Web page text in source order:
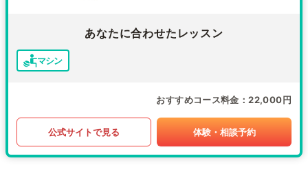
あなたに合わせたレッスン
マシン
おすすめコース料金 22,000円
公式サイトで見る 体験・相談予約